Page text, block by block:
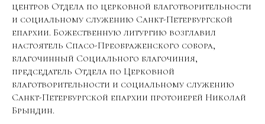
центров Отдела по церковной благотворительности
и социальному служению Санкт-Петербургской
епархии. Божественную литургию возглавил
настоятель Спасо-Преображенского собора,
благочинный Социального благочиния,
председатель Отдела по Церковной
благотворительности и социальному служению
Санкт-Петербургской епархии протоиерей Николай
Брындин.